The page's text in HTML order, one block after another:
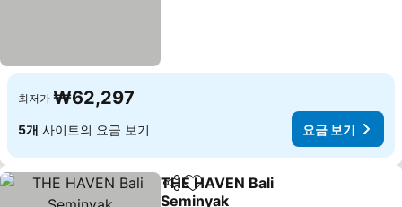
최저가 ₩62,297
5개 사이트의 요금 보기 요금 보기
공유 즐겨찾기에 추가
THE HAVEN Bali
Seminyak